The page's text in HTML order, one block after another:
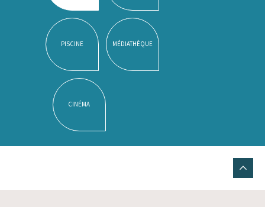
PISCINE MÉDIATHÈQUE
CINÉMA